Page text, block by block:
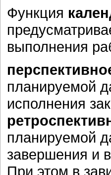
Функция
выполнения
планируемой
исполнения
планируемой
завершения и
При этом в